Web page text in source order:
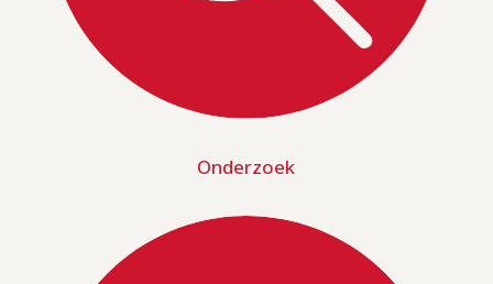
Onderzoek